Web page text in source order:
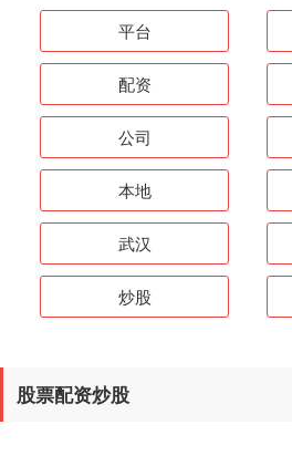
平台
配资
公司
本地
武汉
炒股
股票配资炒股